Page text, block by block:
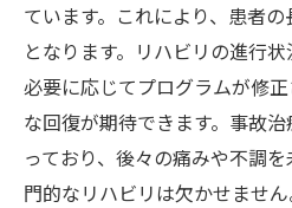
ています。これにより、患者
となります。リハビリの進行状
必要に応じてプログラムが修
な回復が期待できます。事故
っており、後々の痛みや不調
門的なリハビリは欠かせません